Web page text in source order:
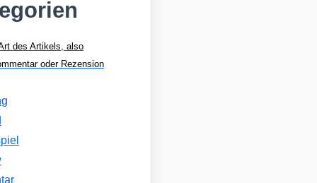
des Artikels, also
oder Rezension